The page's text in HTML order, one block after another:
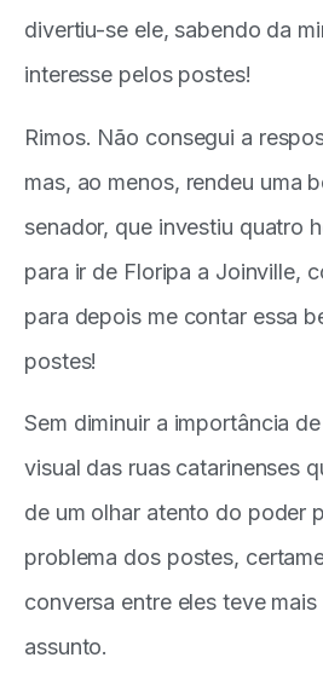
divertiu-se ele, sabendo da
interesse pelos postes!
Rimos. Não consegui a
mas, ao menos, rendeu uma
senador, que investiu quatro
para ir de Floripa a Joinville,
para depois me contar essa
postes!
Sem diminuir a importância
visual das ruas catarinenses
de um olhar atento do poder
problema dos postes,
conversa entre eles teve
assunto.